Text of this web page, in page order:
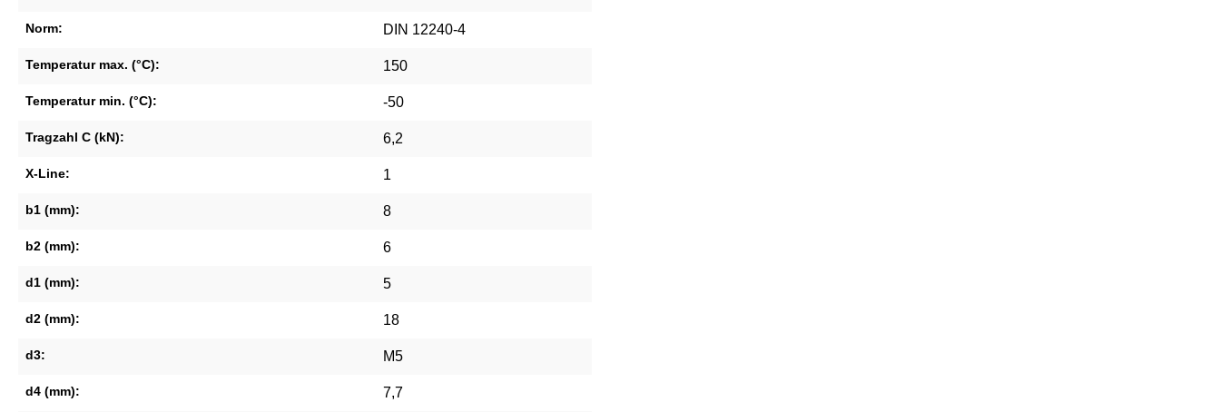
Norm: DIN 12240-4
Temperatur max. (°C): 150
Temperatur min. (°C): -50
Tragzahl C (kN): 6,2
X-Line: 1
b1 (mm): 8
b2 (mm): 6
d1 (mm): 5
d2 (mm): 18
d3: M5
d4 (mm): 7,7